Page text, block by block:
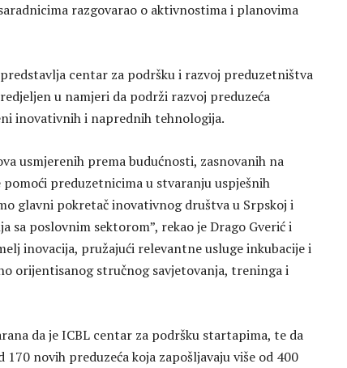
razgovarao o aktivnostima i planovima
centar za podršku i razvoj preduzetništva
u namjeri da podrži razvoj preduzeća
inovativnih i naprednih tehnologija.
usmjerenih prema budućnosti, zasnovanih na
preduzetnicima u stvaranju uspješnih
glavni pokretač inovativnog društva u Srpskoj i
sa poslovnim sektorom”, rekao je Drago Gverić i
inovacija, pružajući relevantne usluge inkubacije i
orijentisanog stručnog savjetovanja, treninga i
da je ICBL centar za podršku startapima, te da
170 novih preduzeća koja zapošljavaju više od 400